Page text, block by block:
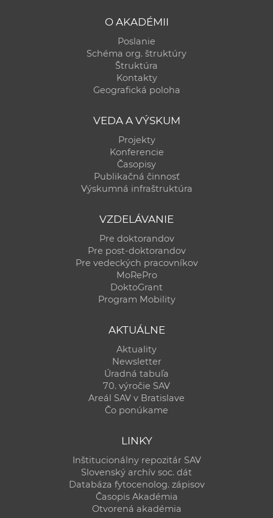
O AKADÉMII
Poslanie
Schéma org. štruktúry
Štruktúra
Kontakty
Geografická poloha
VEDA A VÝSKUM
Projekty
Konferencie
Časopisy
Publikačná činnosť
Výskumná infraštruktúra
VZDELÁVANIE
Pre doktorandov
Pre post-doktorandov
Pre vedeckých pracovníkov
MoRePro
DoktoGrant
Program Mobility
AKTUÁLNE
Aktuality
Newsletter
Úradná tabuľa
70. výročie SAV
Areál SAV v Bratislave
Čo ponúkame
LINKY
Inštitucionálny repozitár SAV
Slovenský archív soc. dát
Databáza fytocenolog. zápisov
Časopis Akadémia
Otvorená akadémia